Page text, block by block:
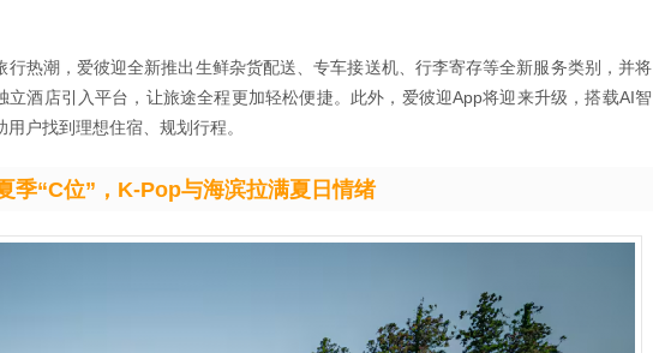
行热潮，爱彼迎全新推出生鲜杂货配送、专车接送机、行李寄存等全新服务类别，并将
立酒店引入平台，让旅途全程更加轻松便捷。此外，爱彼迎App将迎来升级，搭载AI智
用户找到理想住宿、规划行程。
季“C位”，K-Pop与海滨拉满夏日情绪